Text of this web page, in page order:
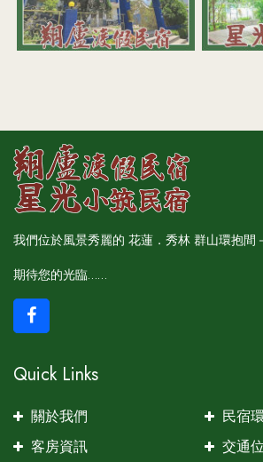
我們位於風景秀麗的 花蓮．秀林 群山環抱間
期待您的光臨……
Quick Links
關於我們
客房資訊
民宿
交通